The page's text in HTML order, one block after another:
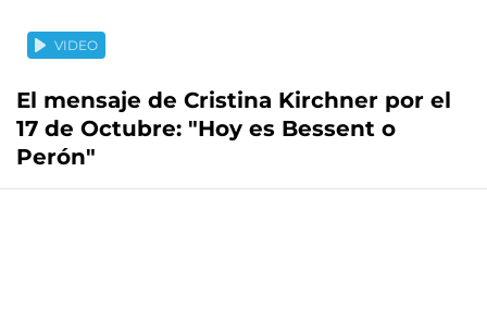
VIDEO
El mensaje de Cristina Kirchner por el
17 de Octubre: "Hoy es Bessent o
Perón"